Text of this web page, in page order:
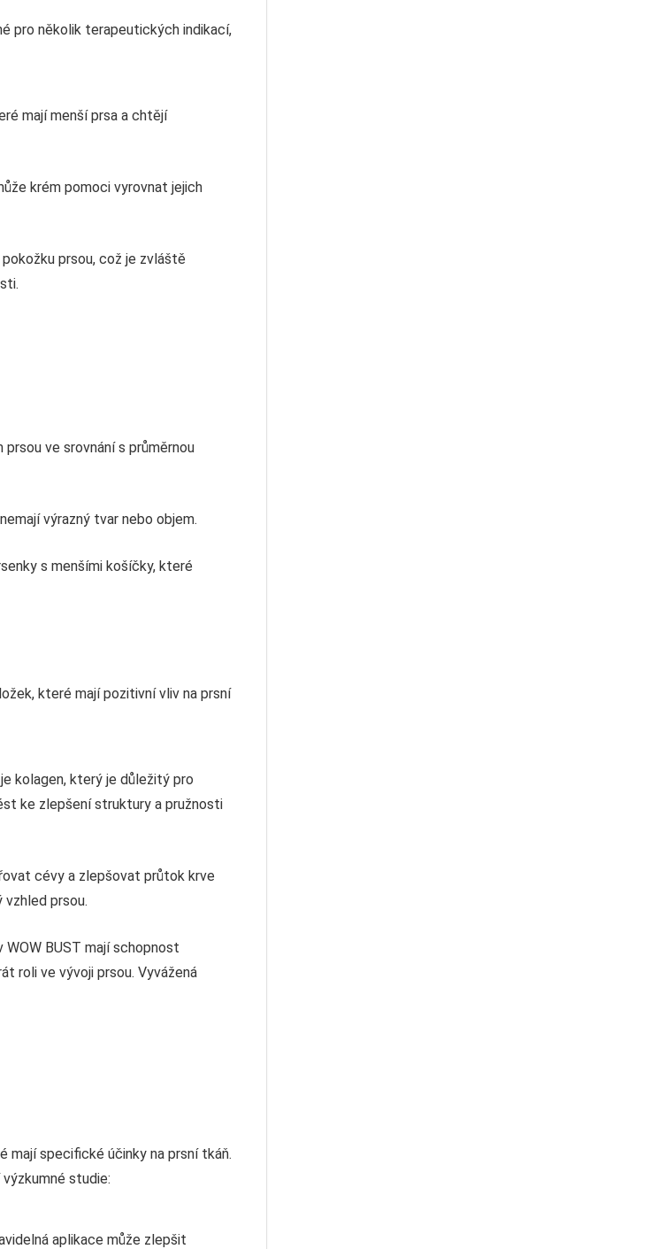
pro několik terapeutických indikací,
mají menší prsa a chtějí
krém pomoci vyrovnat jejich
prsou, což je zvláště
ve srovnání s průměrnou
výrazný tvar nebo objem.
s menšími košíčky, které
které mají pozitivní vliv na prsní
kolagen, který je důležitý pro
ke zlepšení struktury a pružnosti
cévy a zlepšovat průtok krve
prsou.
BUST mají schopnost
roli ve vývoji prsou. Vyvážená
mají specifické účinky na prsní tkáň.
studie:
aplikace může zlepšit